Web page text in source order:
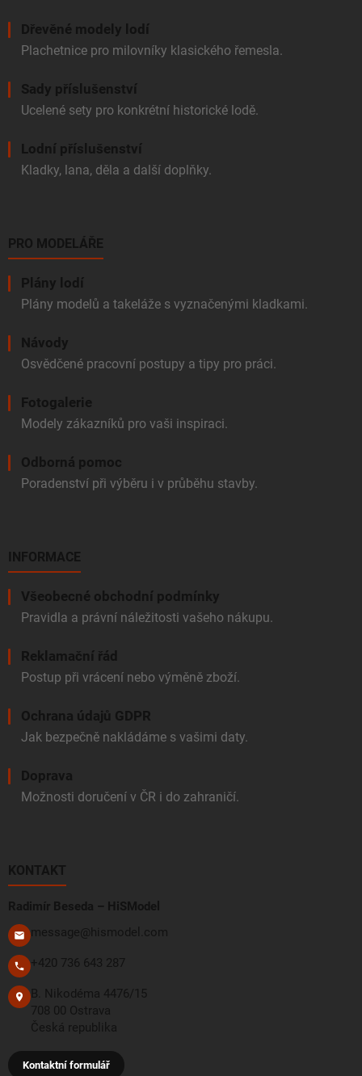
Dřevěné modely lodí
Plachetnice pro milovníky klasického řemesla.
Sady příslušenství
Ucelené sety pro konkrétní historické lodě.
Lodní příslušenství
Kladky, lana, děla a další doplňky.
PRO MODELÁŘE
Plány lodí
Plány modelů a takeláže s vyznačenými kladkami.
Návody
Osvědčené pracovní postupy a tipy pro práci.
Fotogalerie
Modely zákazníků pro vaši inspiraci.
Odborná pomoc
Poradenství při výběru i v průběhu stavby.
INFORMACE
Všeobecné obchodní podmínky
Pravidla a právní náležitosti vašeho nákupu.
Reklamační řád
Postup při vrácení nebo výměně zboží.
Ochrana údajů GDPR
Jak bezpečně nakládáme s vašimi daty.
Doprava
Možnosti doručení v ČR i do zahraničí.
KONTAKT
Radimír Beseda – HiSModel
message@hismodel.com
+420 736 643 287
B. Nikodéma 4476/15
708 00 Ostrava
Česká republika
Kontaktní formulář